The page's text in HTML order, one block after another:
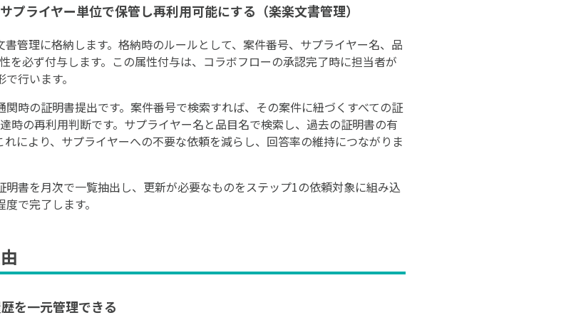
プライヤー単位で保管し再利用可能にする（楽楽文書管理）
管理に格納します。格納時のルールとして、案件番号、サプライヤー名、品
を必ず付与します。この属性付与は、コラボフローの承認完了時に担当者が
行います。
時の証明書提出です。案件番号で検索すれば、その案件に紐づくすべての証
時の再利用判断です。サプライヤー名と品目名で検索し、過去の証明書の有
により、サプライヤーへの不要な依頼を減らし、回答率の維持につながりま
書を月次で一覧抽出し、更新が必要なものをステップ1の依頼対象に組み込
で完了します。
を一元管理できる